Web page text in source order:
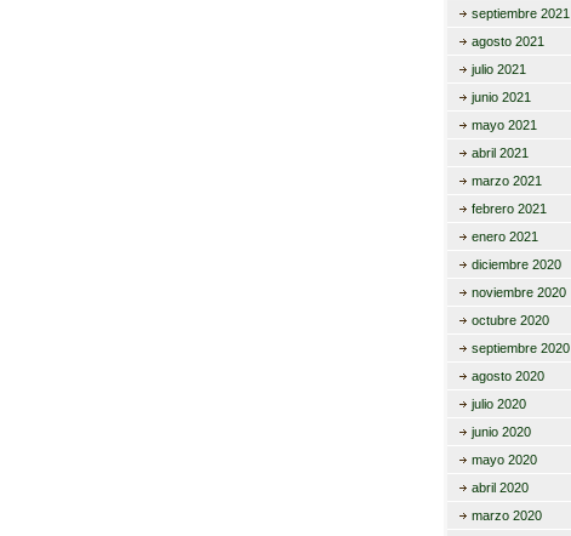
septiembre 2021
agosto 2021
julio 2021
junio 2021
mayo 2021
abril 2021
marzo 2021
febrero 2021
enero 2021
diciembre 2020
noviembre 2020
octubre 2020
septiembre 2020
agosto 2020
julio 2020
junio 2020
mayo 2020
abril 2020
marzo 2020